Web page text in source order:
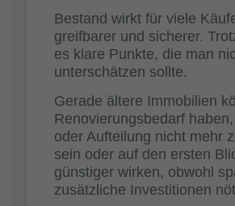
Bestand wirkt für viele
greifbarer und sicherer.
es klare Punkte, die man
unterschätzen sollte.
Gerade ältere Immobilien
Renovierungsbedarf
oder Aufteilung nicht mehr
sein oder auf den ersten
günstiger wirken, obwohl
zusätzliche Investitionen